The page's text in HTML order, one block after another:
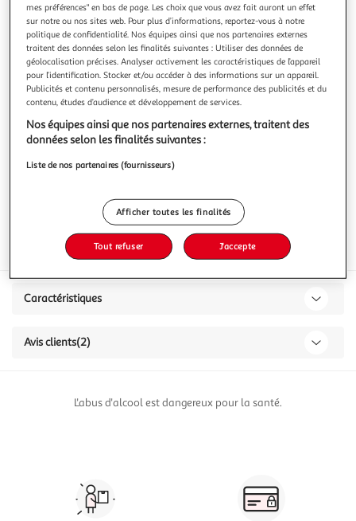
4.5 (2)
FOURNIER
Cidre doux Le Pommeraie artisanal de Normandie IGP
2,5%
75cl
Vous voulez connaître le prix de ce produit ?
Interdit femme enceinte Format
Caractéristiques
Avis clients(2)
L'abus d'alcool est dangereux pour la santé.
mes préférences" en bas de page. Les choix que vous avez fait auront un effet
sur notre ou nos sites web. Pour plus d’informations, reportez-vous à notre
politique de confidentialité. Nos équipes ainsi que nos partenaires externes
traitent des données selon les finalités suivantes : Utiliser des données de
géolocalisation précises. Analyser activement les caractéristiques de l’appareil
pour l’identification. Stocker et/ou accéder à des informations sur un appareil.
Publicités et contenu personnalisés, mesure de performance des publicités et du
contenu, études d’audience et développement de services.
Nos équipes ainsi que nos partenaires externes, traitent des
données selon les finalités suivantes :
Liste de nos partenaires (fournisseurs)
Afficher toutes les finalités
Tout refuser J'accepte